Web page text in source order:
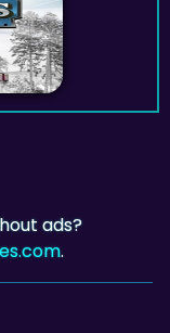
ads?
.